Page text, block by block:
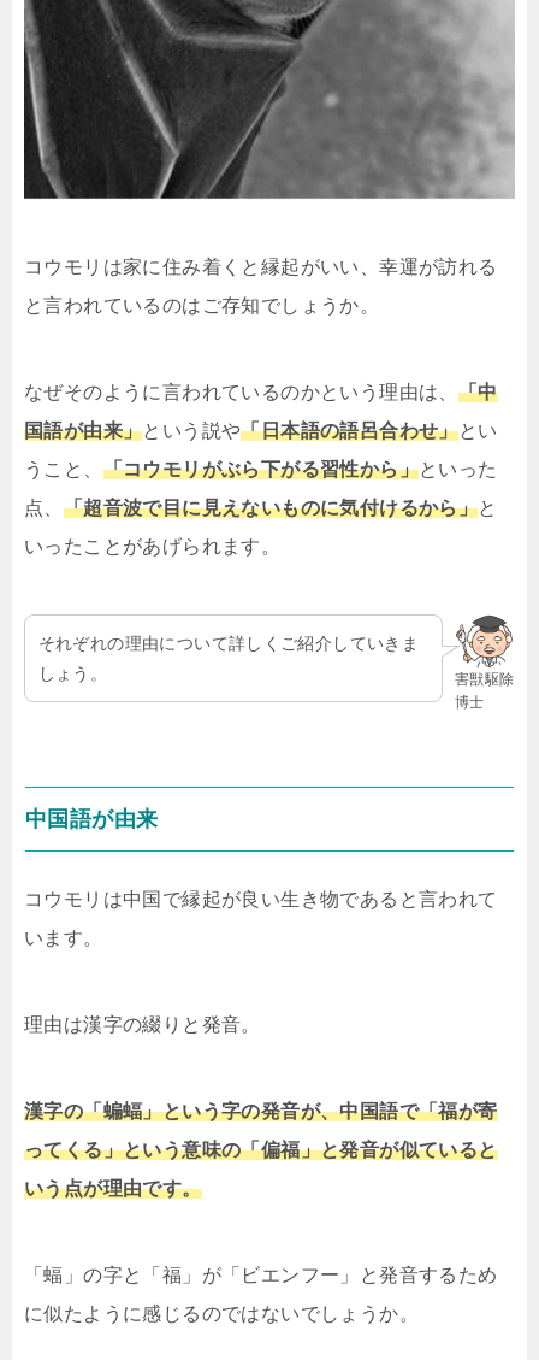
コウモリは家に住み着くと縁起がいい、幸運が訪れる
と言われているのはご存知でしょうか。
なぜそのように言われているのかという理由は、 「中
国語が由来」という説や「日本語の語呂合わせ」とい
うこと、 「コウモリがぶら下がる習性から」といった
点、 「超音波で目に見えないものに気付けるから」と
いったことがあげられます。
害獣駆除
博士
それぞれの理由について詳しくご紹介していきま
しょう。
中国語が由来
コウモリは中国で縁起が良い生き物であると言われて
います。
理由は漢字の綴りと発音。
漢字の「蝙蝠」という字の発音が、中国語で「福が寄
ってくる」という意味の「偏福」と発音が似ていると
いう点が理由です。
「蝠」の字と「福」が「ビエンフー」と発音するため
に似たように感じるのではないでしょうか。